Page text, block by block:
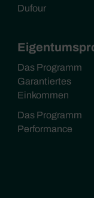
Dufour
Das Programm
Garantiertes
Einkommen
Das Programm
Performance